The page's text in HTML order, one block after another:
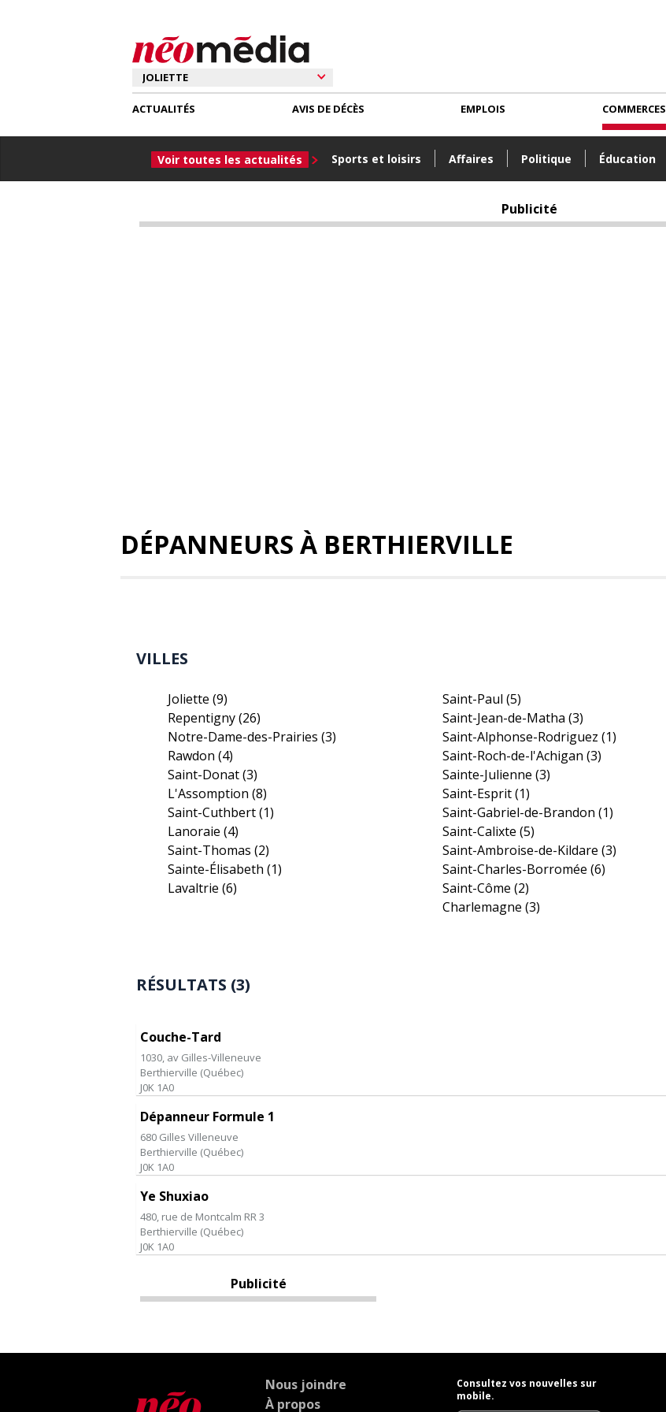
ACTUALITÉS
Voir toutes les actualités Sports et loisirs Affaires Politique Éducation
AVIS DE DÉCÈS EMPLOIS COMMERCES
Publicité
DÉPANNEURS À BERTHIERVILLE
VILLES
Joliette (9)
Repentigny(26)
Notre-Dame-des-Prairies (3)
Rawdon (4)
Saint-Donat(3)
L'Assomption (8)
Saint-Cuthbert(1)
Lanoraie (4)
Saint-Thomas (2)
Sainte-Élisabeth (1)
Lavaltrie (6)
Saint-Paul(5)
Saint-Jean-de-Matha(3)
Saint-Alphonse-Rodriguez(1)
Saint-Roch-de-l'Achigan(3)
Sainte-Julienne(3)
Saint-Esprit(1)
Saint-Gabriel-de-Brandon(1)
Saint-Calixte(5)
Saint-Ambroise-de-Kildare(3)
Saint-Charles-Borromée(6)
Saint-Côme(2)
Charlemagne(3)
RÉSULTATS (3)
Couche-Tard
1030, av Gilles-Villeneuve
Berthierville (Québec)
J0K 1A0
Dépanneur Formule 1
680 Gilles Villeneuve
Berthierville (Québec)
J0K 1A0
Ye Shuxiao
480, rue de Montcalm RR 3
Berthierville (Québec)
J0K 1A0
Publicité
Nous joindre
À propos
Consultez vos nouvelles sur
mobile.